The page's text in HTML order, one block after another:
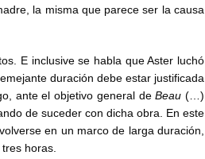
la misma que parece ser la causa
E inclusive se habla que Aster luchó
duración debe estar justificada
ante el objetivo general deBeau (…)
de suceder con dicha obra. En este
en un marco de larga duración,
horas.